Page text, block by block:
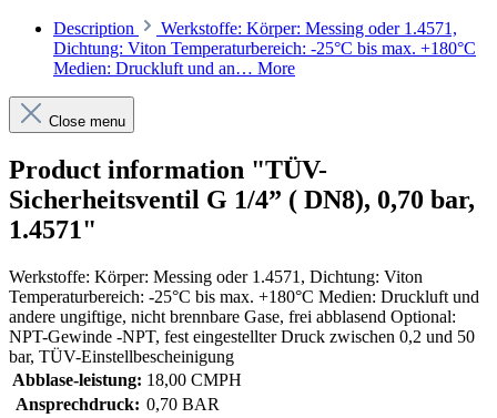
Description
Werkstoffe: Körper: Messing oder 1.4571,
Dichtung: Viton Temperaturbereich: -25°C bis max. +180°C
Medien: Druckluft und an… More
Close menu
Product information "TÜV-
Sicherheitsventil G 1/4” ( DN8), 0,70 bar,
1.4571"
Werkstoffe: Körper: Messing oder 1.4571, Dichtung: Viton
Temperaturbereich: -25°C bis max. +180°C Medien: Druckluft und
andere ungiftige, nicht brennbare Gase, frei abblasend Optional:
NPT-Gewinde -NPT, fest eingestellter Druck zwischen 0,2 und 50
bar, TÜV-Einstellbescheinigung
Abblase-leistung: 18,00 CMPH
Ansprechdruck: 0,70 BAR